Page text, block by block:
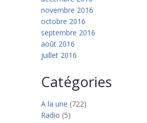
novembre 2016
octobre 2016
septembre 2016
août 2016
juillet 2016
Catégories
A la une (722)
Radio (5)